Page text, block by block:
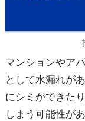
マンションやア
として水漏れが
にシミができた
しまう可能性が